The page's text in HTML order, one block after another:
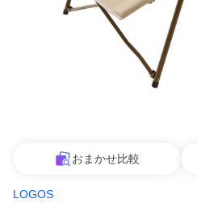
おまかせ比較
LOGOS